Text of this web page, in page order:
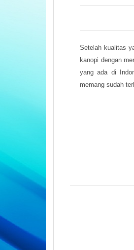
Setelah kualitas
kanopi dengan
yang ada di
memang sudah